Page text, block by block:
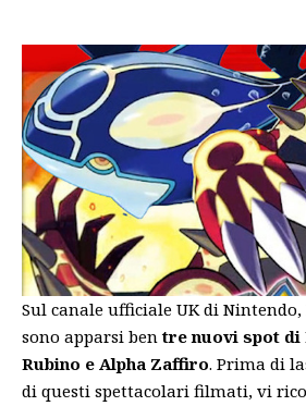
Sul canale ufficiale UK di Nintendo,
sono apparsi bentre nuovi spot di
Rubino e Alpha Zaffiro. Prima di
di questi spettacolari filmati, vi